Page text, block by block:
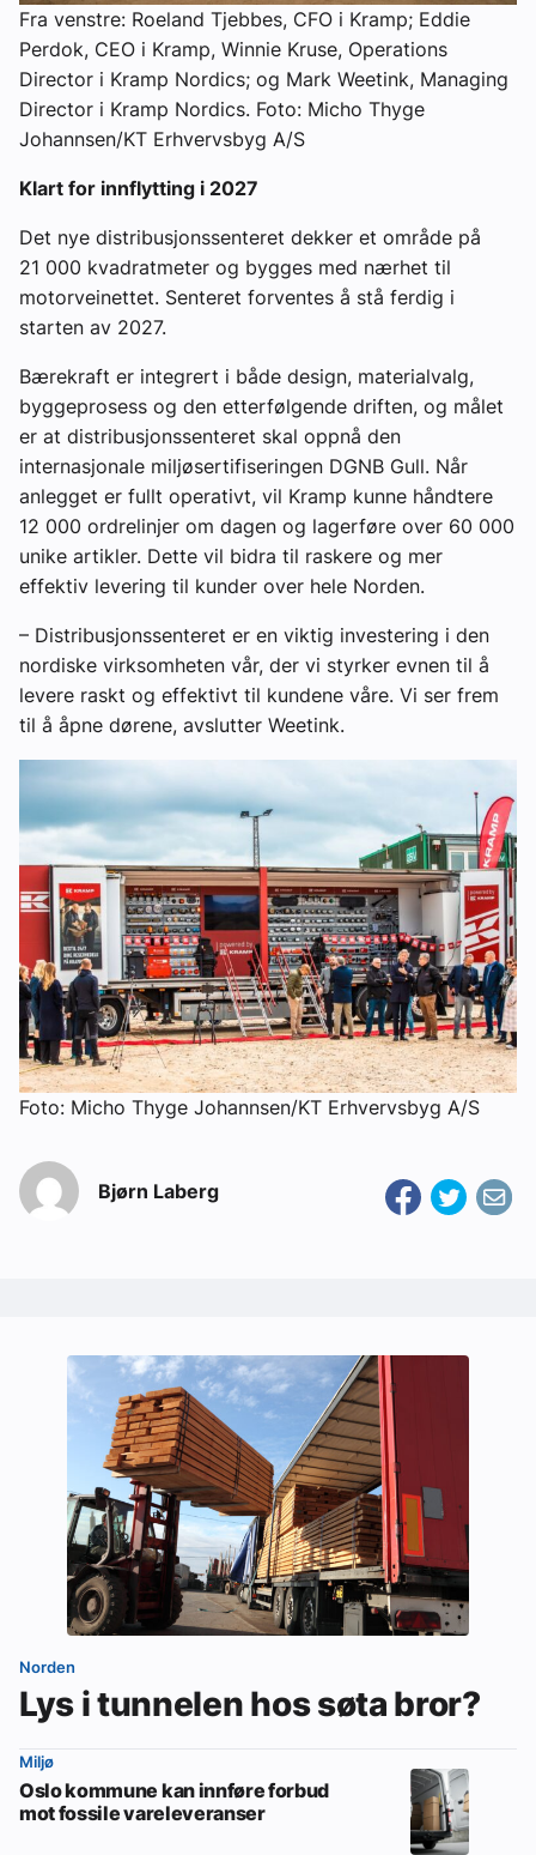
Fra venstre: Roeland Tjebbes, CFO i Kramp; Eddie
Perdok, CEO i Kramp, Winnie Kruse, Operations
Director i Kramp Nordics; og Mark Weetink, Managing
Director i Kramp Nordics. Foto: Micho Thyge
Johannsen/KT Erhvervsbyg A/S
Klart for innflytting i 2027
Det nye distribusjonssenteret dekker et område på
21 000 kvadratmeter og bygges med nærhet til
motorveinettet. Senteret forventes å stå ferdig i
starten av 2027.
Bærekraft er integrert i både design, materialvalg,
byggeprosess og den etterfølgende driften, og målet
er at distribusjonssenteret skal oppnå den
internasjonale miljøsertifiseringen DGNB Gull. Når
anlegget er fullt operativt, vil Kramp kunne håndtere
12 000 ordrelinjer om dagen og lagerføre over 60 000
unike artikler. Dette vil bidra til raskere og mer
effektiv levering til kunder over hele Norden.
– Distribusjonssenteret er en viktig investering i den
nordiske virksomheten vår, der vi styrker evnen til å
levere raskt og effektivt til kundene våre. Vi ser frem
til å åpne dørene, avslutter Weetink.
Foto: Micho Thyge Johannsen/KT Erhvervsbyg A/S
Bjørn Laberg
Norden
Lys i tunnelen hos søta bror?
Miljø
Oslo kommune kan innføre forbud
mot fossile vareleveranser